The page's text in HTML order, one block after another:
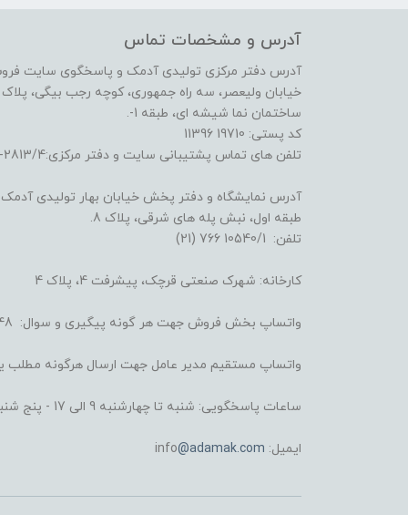
آدرس و مشخصات تماس
آدرس دفتر مرکزی تولیدی آدمک و پاسخگوی سایت
خیابان ولیعصر، سه راه جمهوری، کوچه رجب بیگی، پلاک 17،
ساختمان نما شیشه ای، طبقه 1-.
کد پستی: 19710 11396
تلفن های تماس پشتیبانی سایت و دفتر مرکزی:2813/4-6641 (21) و 3722/3/4-6695 (21)
آدرس نمایشگاه و دفتر پخش خیابان بهار تولیدی آدمک:
طبقه اول، نبش پله های شرقی، پلاک 8.
تلفن: 10540/1 766 (21)
کارخانه: شهرک صنعتی قرچک، پیشرفت 4، پلاک 4
واتساپ بخش فروش جهت هر گونه پیگیری و سوال: 4248 008 930 98+
واتساپ مستقیم مدیر عامل جهت ارسال هرگونه مطلب یا شکایت: 6434
ساعات پاسخگویی: شنبه تا چهارشنبه 9 الی 17 - پنج شنبه 9 الی 13
ایمیل: info @adamak.com